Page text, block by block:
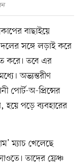
বাছাইয়ে
সঙ্গে লড়াই করে
করে। তবে এর
অভ্যন্তরীণ
পোর্ট-অ-প্রিন্সের
হয়ে পড়ে ব্যবহারের
ম্যাচ খেলেছে
তাদের ফ্রেঞ্চ